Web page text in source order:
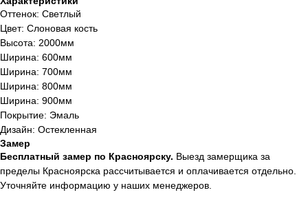
Оттенок: Светлый
Цвет: Слоновая кость
Высота: 2000мм
Ширина: 600мм
Ширина: 700мм
Ширина: 800мм
Ширина: 900мм
Покрытие: Эмаль
Дизайн: Остекленная
Замер
Бесплатный замер по Красноярску. Выезд замерщика за
пределы Красноярска рассчитывается и оплачивается отдельно.
Уточняйте информацию у наших менеджеров.